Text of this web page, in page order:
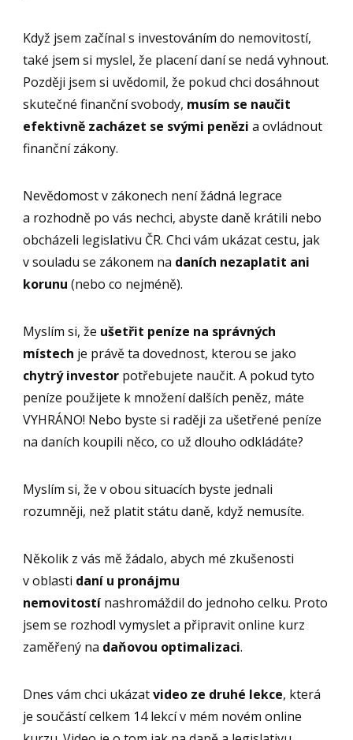
Když jsem začínal s investováním do nemovitostí,
také jsem si myslel, že placení daní se nedá vyhnout.
Později jsem si uvědomil, že pokud chci dosáhnout
skutečné finanční svobody, musím se naučit
efektivně zacházet se svými penězia ovládnout
finanční zákony.
Nevědomost v zákonech není žádná legrace
a rozhodně po vás nechci, abyste daně krátili nebo
obcházeli legislativu ČR. Chci vám ukázat cestu, jak
v souladu se zákonem na daních nezaplatit ani
korunu (nebo co nejméně).
Myslím si, že ušetřit peníze na správných
místech je právě ta dovednost, kterou se jako
chytrý investor potřebujete naučit. A pokud tyto
peníze použijete k množení dalších peněz, máte
VYHRÁNO! Nebo byste si raději za ušetřené peníze
na daních koupili něco, co už dlouho odkládáte?
Myslím si, že v obou situacích byste jednali
rozumněji, než platit státu daně, když nemusíte.
Několik z vás mě žádalo, abych mé zkušenosti
v oblasti daní u pronájmu
nemovitostí nashromáždil do jednoho celku. Proto
jsem se rozhodl vymyslet a připravit online kurz
zaměřený na daňovou optimalizaci.
Dnes vám chci ukázatvideo ze druhé lekce, která
je součástí celkem 14 lekcí v mém novém online